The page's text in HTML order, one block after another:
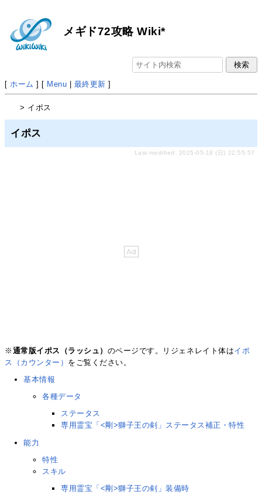
メギド72攻略 Wiki*
[ ホーム ] [ Menu | 最終更新 ]
> イポス
イポス
Last-modified: 2025-05-18 (日) 22:55:57
※ 通常版イポス（ラッシュ） のページです。リジェネレイト体はイポ
ス（カウンター） をご覧ください。
基本情報
各種データ
ステータス
専用霊宝「<剛>獅子王の剣」ステータス補正・特性
能力
特性
スキル
専用霊宝「<剛>獅子王の剣」装備時